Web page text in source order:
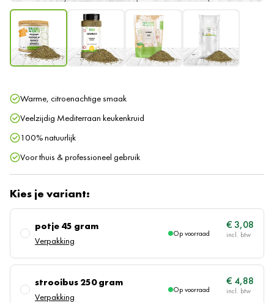
Warme, citroenachtige smaak
Veelzijdig Mediterraan keukenkruid
100% natuurlijk
Voor thuis & professioneel gebruik
Kies je variant:
potje 45 gram
Verpakking
Op voorraad
€ 3,08
strooibus 250 gram
Verpakking
Op voorraad
€ 4,88